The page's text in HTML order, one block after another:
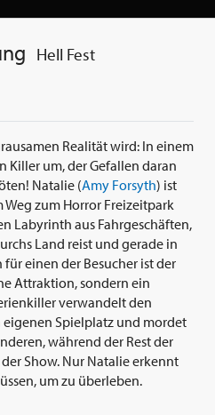
Hell Fest
Realität wird: In einem
Killer um, der Gefallen daran
Natalie (Amy Forsyth) ist
zum Horror Freizeitpark
Labyrinth aus Fahrgeschäften,
Land reist und gerade in
einen der Besucher ist der
Attraktion, sondern ein
verwandelt den
Spielplatz und mordet
während der Rest der
Show. Nur Natalie erkennt
um zu überleben.